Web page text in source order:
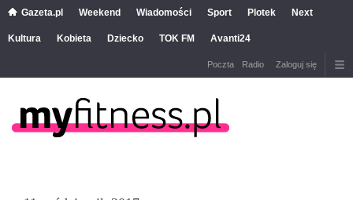
Gazeta.pl Weekend Wiadomości Sport Plotek Next
Kultura Kobieta Dziecko TOK FM Avanti24
Poczta Radio Zaloguj się